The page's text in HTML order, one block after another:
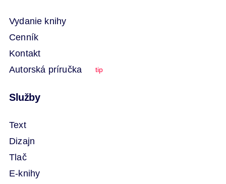
Vydanie knihy
Cenník
Kontakt
Autorská príručka
tip
Služby
Text
Dizajn
Tlač
E-knihy